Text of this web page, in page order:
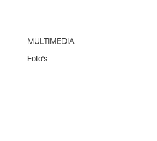
MULTIMEDIA
Foto's